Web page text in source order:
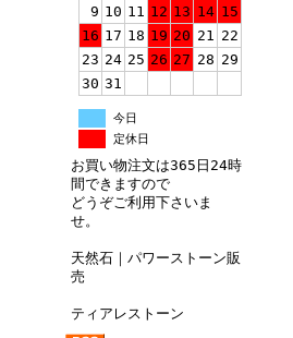
9 10 11 12 13 14 15
16 17 18 19 20 21 22
23 24 25 26 27 28 29
30 31
今日
定休日
お買い物注文は365日24時
間できますので
どうぞご利用下さいま
せ。
天然石｜パワーストーン販
売
ティアレストーン